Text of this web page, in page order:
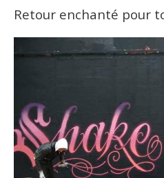
Retour enchanté pour